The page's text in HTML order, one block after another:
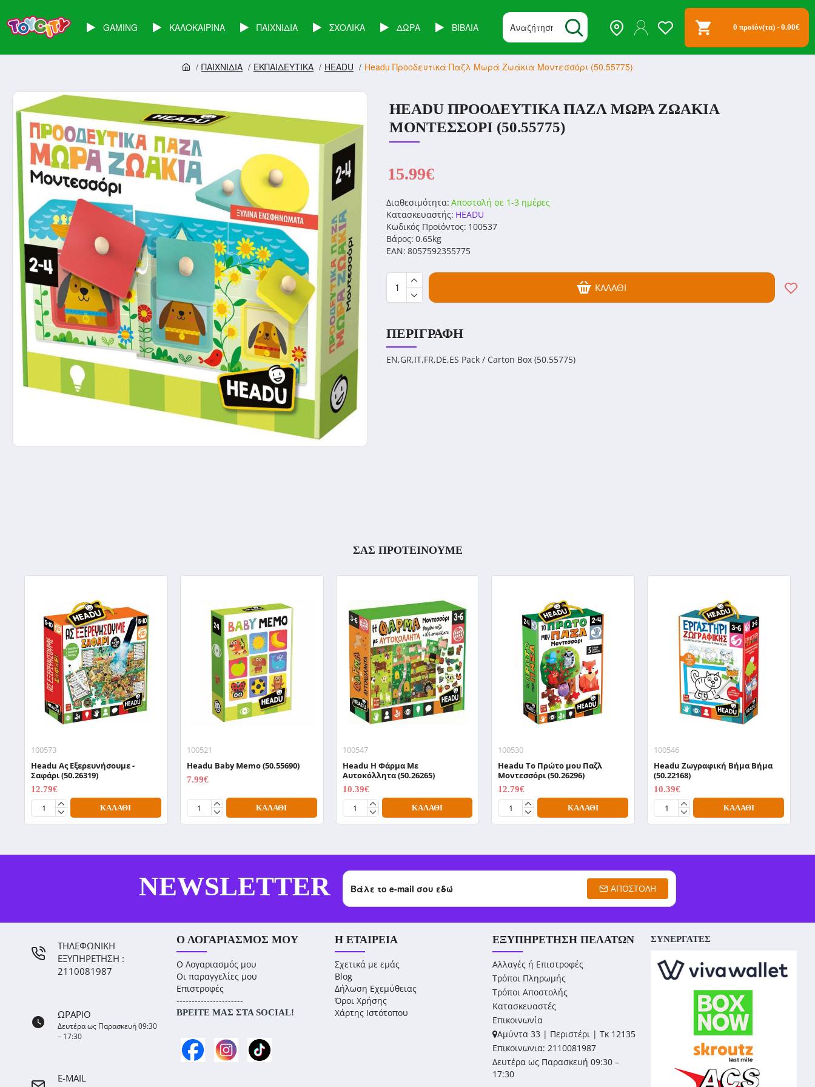
GAMING ΚΑΛΟΚΑΙΡΙΝΑ ΠΑΙΧΝΙΔΙΑ ΣΧΟΛΙΚΑ ΔΩΡΑ ΒΙΒΛΙΑ 0 προϊόν(τα) - 0.00€
ΠΑΙΧΝΙΔΙΑ ΕΚΠΑΙΔΕΥΤΙΚΑ HEADU Headu Προοδευτικά Παζλ Μωρά Ζωάκια Μοντεσσόρι (50.55775)
HEADU ΠΡΟΟΔΕΥΤΙΚΆ ΠΑΖΛ ΜΩΡΆ ΖΩΆΚΙΑ
ΜΟΝΤΕΣΣΌΡΙ (50.55775)
Διαθεσιμότητα: Αποστολή σε 1-3 ημέρες
Κατασκευαστής: HEADU
Κωδικός Προϊόντος: 100537
Βάρος: 0.65kg
EAN: 8057592355775
15.99€
ΚΑΛΆΘΙ
ΠΕΡΙΓΡΑΦΉ
EN,GR,IT,FR,DE,ES Pack / Carton Box (50.55775)
ΣΑΣ ΠΡΟΤΕΙΝΟΥΜΕ
100573
Headu Aς Εξερευνήσουμε -
Σαφάρι (50.26319)
12.79€
ΚΑΛΆΘΙ
100521
Headu Baby Memo (50.55690)
7.99€
ΚΑΛΆΘΙ
100547
Headu H Φάρμα Με
Αυτοκόλλητα (50.26265)
10.39€
ΚΑΛΆΘΙ
100530
Headu To Πρώτο μου Παζλ
Μοντεσσόρι (50.26296)
12.79€
ΚΑΛΆΘΙ
100546
Headu Zωγραφική Βήμα Βήμα
(50.22168)
10.39€
ΚΑΛΆΘΙ
NEWSLETTER ΑΠΟΣΤΟΛΉ
ΤΗΛΕΦΩΝΙΚΗ
ΕΞΥΠΗΡΕΤΗΣΗ :
2110081987
ΩΡΑΡΙΟ
Δευτέρα ως Παρασκευή 09:30
– 17:30
E-MAIL
Ο ΛΟΓΑΡΙΑΣΜΌΣ ΜΟΥ
Ο Λογαριασμός μου
Οι παραγγελίες μου
Επιστροφές
----------------------
ΒΡΕΊΤΕ ΜΑΣ ΣΤΑ SOCIAL!
Η ΕΤΑΙΡΕΊΑ
Σχετικά με εμάς
Blog
Δήλωση Εχεμύθειας
Όροι Χρήσης
Χάρτης Ιστότοπου
ΕΞΥΠΗΡΈΤΗΣΗ ΠΕΛΑΤΏΝ
Αλλαγές ή Επιστροφές
Τρόποι Πληρωμής
Τρόποι Αποστολής
Κατασκευαστές
Επικοινωνία
Αμύντα 33 | Περιστέρι | Τκ 12135
Επικοινωνια: 2110081987
Δευτέρα ως Παρασκευή 09:30 –
17:30
ΣΥΝΕΡΓΑΤΕΣ